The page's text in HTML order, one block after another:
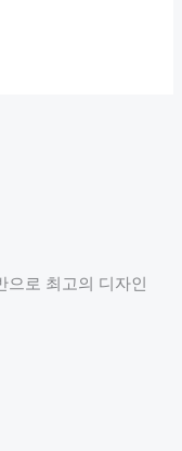
으로 최고의 디자인